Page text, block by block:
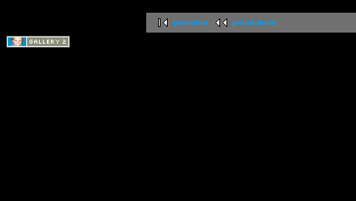
première précédente